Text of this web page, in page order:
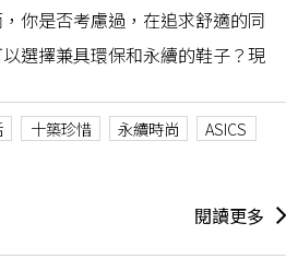
你是否考慮過，在追求舒適的同
選擇兼具環保和永續的鞋子？現
十築珍惜 永續時尚 ASICS
閱讀更多